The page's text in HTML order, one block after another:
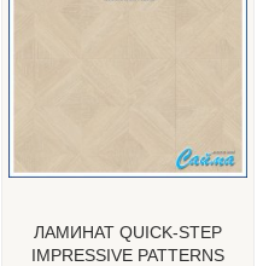
ЛАМИНАТ QUICK-STEP
IMPRESSIVE PATTERNS